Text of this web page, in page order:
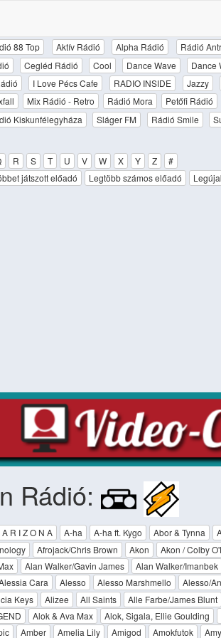
88 Top Aktív Rádió Alpha Rádió Rádió
Cegléd Rádió Cool Dance Wave Dance
I Love Pécs Cafe RADIO INSIDE Jazzy
Mix Rádió - Retro Rádió Mora Petőfi Rádió
Kiskunfélegyháza Sláger FM Rádió Smile
R S T U V W X Y Z
#
játszott előadó Legtöbb számos előadó
Rádió:
A R I Z O N A A-ha A-ha ft. Kygo Abor & Tynna
Afrojack/Chris Brown Akon Akon / Colby
Alan Walker/Gavin James Alan Walker/Imanbek
Cara Alesso Alesso Marshmello Alesso/
Keys Alizee All Saints Alle Farbe/James Blunt
Alok & Ava Max Alok, Sigala, Ellie Goulding
Amber Amelia Lily Amigod Amokfutok